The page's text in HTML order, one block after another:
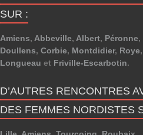
SUR :
Amiens, Abbeville, Albert, Péronne,
Doullens, Corbie, Montdidier, Roye,
Longueau et Friville-Escarbotin.
D’AUTRES RENCONTRES
DES FEMMES NORDISTES